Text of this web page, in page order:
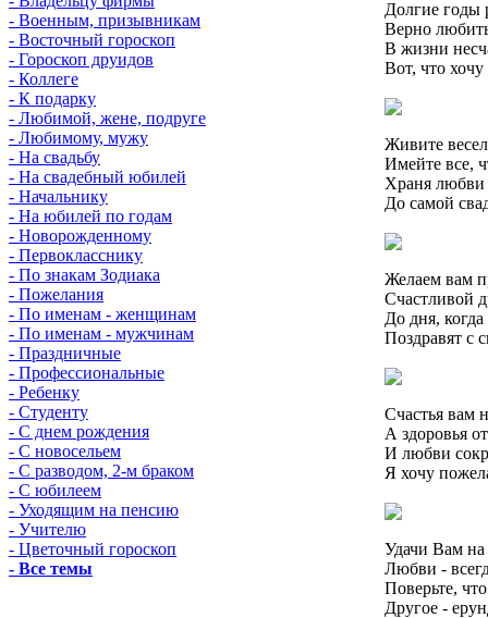
- Военным, призывникам
- Восточный гороскоп
- Гороскоп друидов
- Коллеге
- К подарку
- Любимой, жене, подруге
- Любимому, мужу
- На свадьбу
- На свадебный юбилей
- Начальнику
- На юбилей по годам
- Новорожденному
- Первокласснику
- По знакам Зодиака
- Пожелания
- По именам - женщинам
- По именам - мужчинам
- Праздничные
- Профессиональные
- Ребенку
- Студенту
- С днем рождения
- С новосельем
- С разводом, 2-м браком
- С юбилеем
- Уходящим на пенсию
- Учителю
- Цветочный гороскоп
- Все темы
Долгие годы
Верно
В жизни
Вот, что
Живите
Имейте все,
Храня любви
До самой
Желаем вам
Счастливой
До дня,
Поздравят с
Счастья вам
А здоровья
И любви
Я хочу
Удачи Вам на
Любви -
Поверьте,
Другое -